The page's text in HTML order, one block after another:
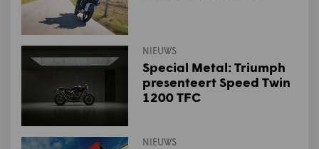
NIEUWS
Special Metal: Triumph
presenteert Speed Twin
1200 TFC
NIEUWS